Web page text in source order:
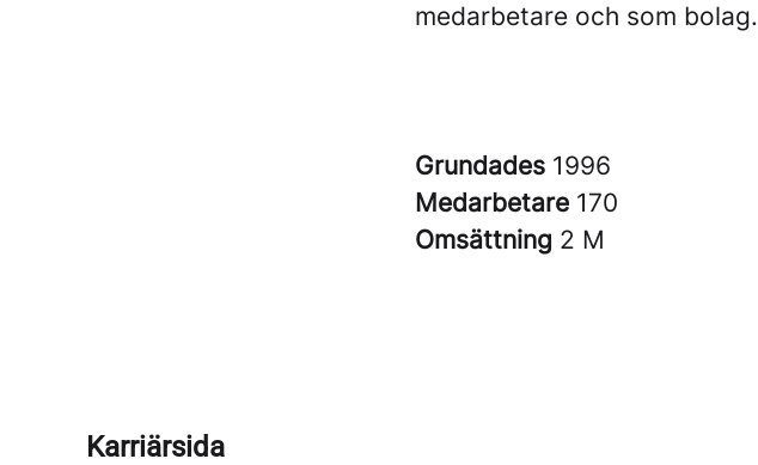
medarbetare och som bolag.
Grundades 1996
Medarbetare 170
Omsättning 2 M
Karriärsida